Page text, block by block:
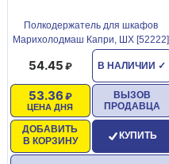
Полкодержатель для шкафов
Марихолодмаш Капри, ШХ [52222]
В НАЛИЧИИ ✓
54.45
ЦЕНА ДНЯ
53.36
ДОБАВИТЬ
В КОРЗИНУ
ВЫЗОВ
ПРОДАВЦА
КУПИТЬ